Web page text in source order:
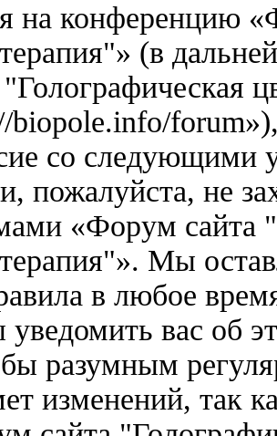
на конференцию
(в
"Голографическая
biopole.info/
со следующими
пожалуйста, не
«Форум сайта
Мы
в любое
уведомить вас об
разумным
изменений, так